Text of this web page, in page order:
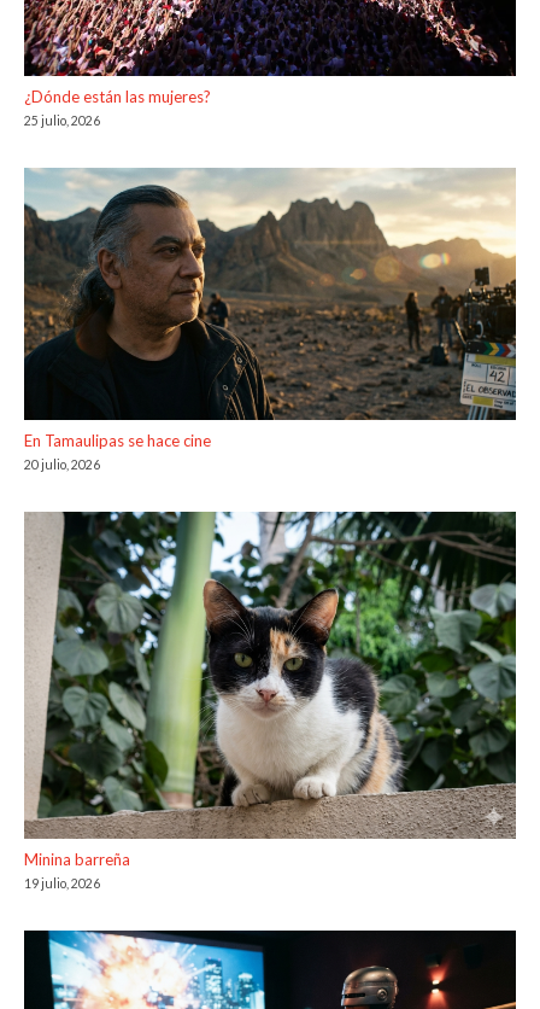
¿Dónde están las mujeres?
25 julio, 2026
En Tamaulipas se hace cine
20 julio, 2026
Minina barreña
19 julio, 2026